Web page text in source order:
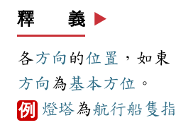
釋 義 ▶️
各方向 的位置 ，如
方向 為 基本方位 。
例 燈塔為航行船隻